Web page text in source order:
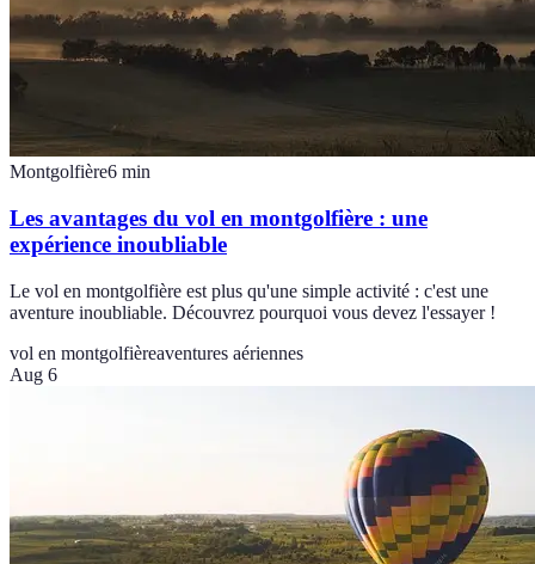
Montgolfière6 min
Les avantages du vol en montgolfière : une
expérience inoubliable
Le vol en montgolfière est plus qu'une simple activité : c'est une
aventure inoubliable. Découvrez pourquoi vous devez l'essayer !
vol en montgolfièreaventures aériennes
Aug 6